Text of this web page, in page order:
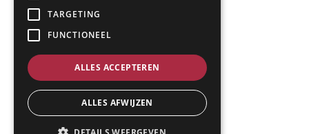
navigation
Footer
onder
Copyright ©
Privacy policy
TARGETING
FUNCTIONEEL
ALLES ACCEPTEREN
ALLES AFWIJZEN